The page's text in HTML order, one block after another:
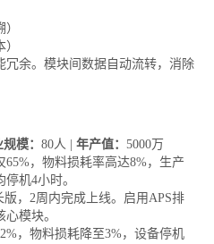
冗余。模块间数据自动流转，消除
模： 80人 | 年产值： 5000万
65%，物料损耗率高达8%，生产
机4小时。
版，2周内完成上线。启用APS排
模块。
，物料损耗降至3%，设备停机